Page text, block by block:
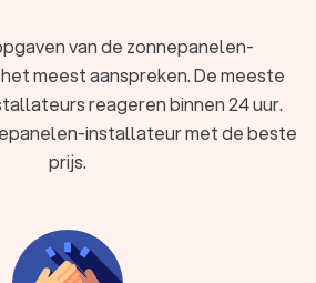
van de zonnepanelen-
meest aanspreken. De meeste
reageren binnen 24 uur.
installateur met de beste
prijs.